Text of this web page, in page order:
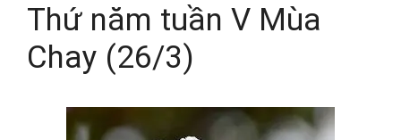
Thứ năm tuần V Mùa
Chay (26/3)